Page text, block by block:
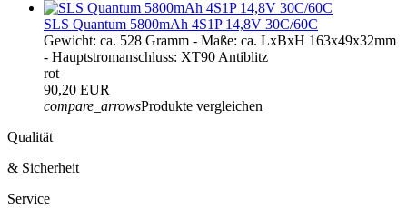
SLS Quantum 5800mAh 4S1P 14,8V 30C/60C
Gewicht: ca. 528 Gramm - Maße: ca. LxBxH 163x49x32mm
- Hauptstromanschluss: XT90 Antiblitz
rot
90,20 EUR
compare_arrowsProdukte vergleichen
Qualität
& Sicherheit
Service